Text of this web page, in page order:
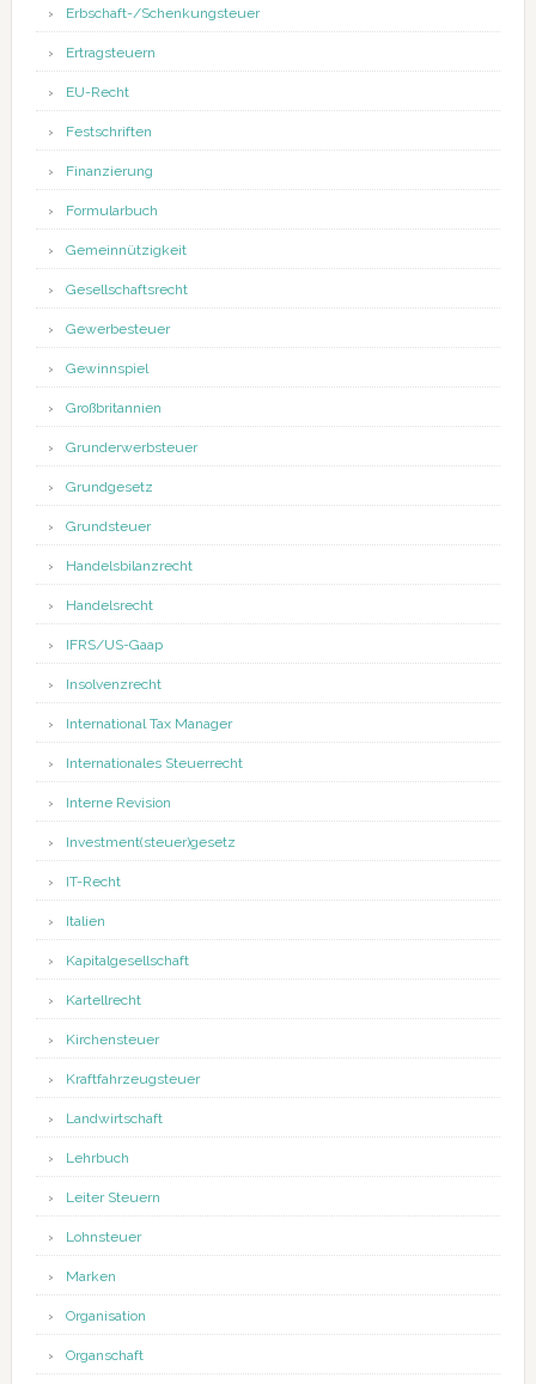
Erbschaft-/Schenkungsteuer
Ertragsteuern
EU-Recht
Festschriften
Finanzierung
Formularbuch
Gemeinnützigkeit
Gesellschaftsrecht
Gewerbesteuer
Gewinnspiel
Großbritannien
Grunderwerbsteuer
Grundgesetz
Grundsteuer
Handelsbilanzrecht
Handelsrecht
IFRS/US-Gaap
Insolvenzrecht
International Tax Manager
Internationales Steuerrecht
Interne Revision
Investment(steuer)gesetz
IT-Recht
Italien
Kapitalgesellschaft
Kartellrecht
Kirchensteuer
Kraftfahrzeugsteuer
Landwirtschaft
Lehrbuch
Leiter Steuern
Lohnsteuer
Marken
Organisation
Organschaft